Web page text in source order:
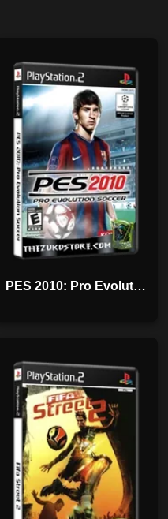
PES 2010: Pro Evolution Soccer